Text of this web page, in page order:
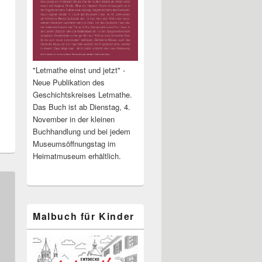
"Letmathe einst und jetzt" -
Neue Publikation des
Geschichtskreises Letmathe.
Das Buch ist ab Dienstag, 4.
November in der kleinen
Buchhandlung und bei jedem
Museumsöffnungstag im
Heimatmuseum erhältlich.
Malbuch für Kinder